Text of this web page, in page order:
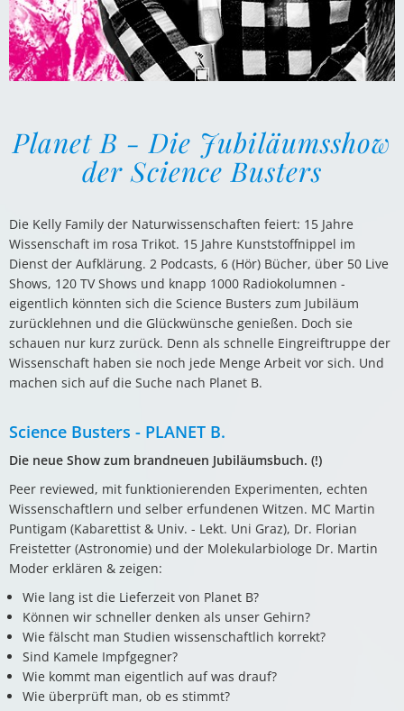
Planet B - Die Jubiläumsshow
der Science Busters
Die Kelly Family der Naturwissenschaften feiert: 15 Jahre
Wissenschaft im rosa Trikot. 15 Jahre Kunststoffnippel im
Dienst der Aufklärung. 2 Podcasts, 6 (Hör) Bücher, über 50 Live
Shows, 120 TV Shows und knapp 1000 Radiokolumnen -
eigentlich könnten sich die Science Busters zum Jubiläum
zurücklehnen und die Glückwünsche genießen. Doch sie
schauen nur kurz zurück. Denn als schnelle Eingreiftruppe der
Wissenschaft haben sie noch jede Menge Arbeit vor sich. Und
machen sich auf die Suche nach Planet B.
Science Busters - PLANET B.
Die neue Show zum brandneuen Jubiläumsbuch. (!)
Peer reviewed, mit funktionierenden Experimenten, echten
Wissenschaftlern und selber erfundenen Witzen. MC Martin
Puntigam (Kabarettist & Univ. - Lekt. Uni Graz), Dr. Florian
Freistetter (Astronomie) und der Molekularbiologe Dr. Martin
Moder erklären & zeigen:
Wie lang ist die Lieferzeit von Planet B?
Können wir schneller denken als unser Gehirn?
Wie fälscht man Studien wissenschaftlich korrekt?
Sind Kamele Impfgegner?
Wie kommt man eigentlich auf was drauf?
Wie überprüft man, ob es stimmt?